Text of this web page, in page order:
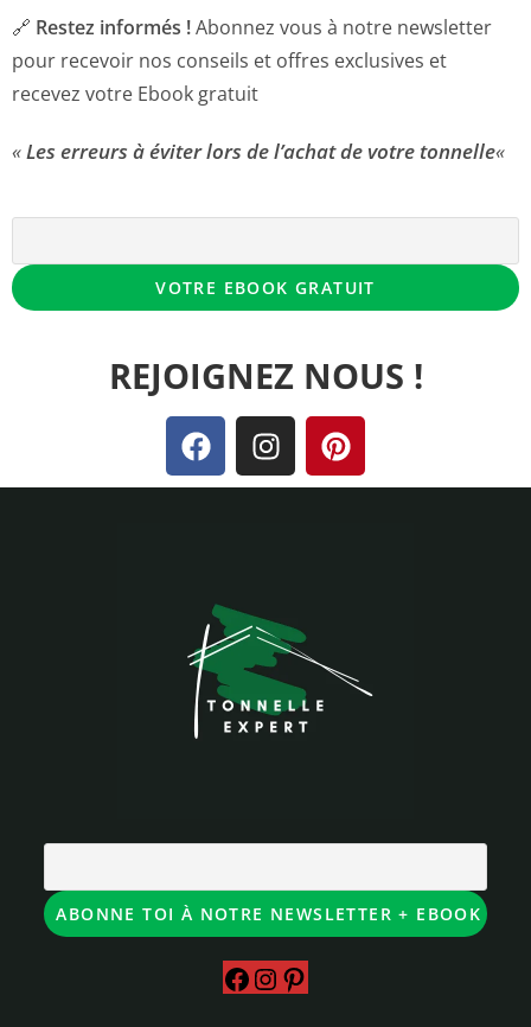
🔗 Restez informés !Abonnez vous à notre newsletter
pour recevoir nos conseils et offres exclusives et
recevez votre Ebook gratuit
«Les erreurs à éviter lors de l’achat de votre tonnelle«
REJOIGNEZ NOUS !